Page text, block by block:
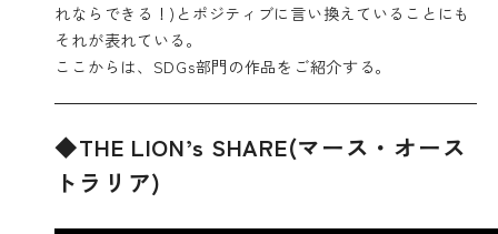
れならできる！)とポジティブに言い換えていることにも
それが表れている。
ここからは、SDGs部門の作品をご紹介する。
◆THE LION’s SHARE(マース・オース
トラリア)